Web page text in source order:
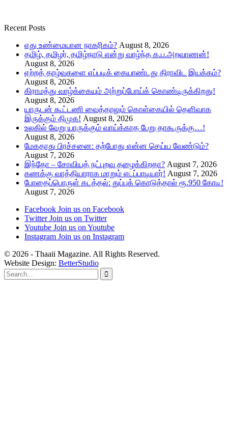
Recent Posts
எது உண்மையான நாகரிகம்? August 8, 2026
தமிழ், தமிழர், தமிழ்நாடு என்று வாழ்ந்த க.ப.அறவாணன்!
August 8, 2026
ஏற்றத் தாழ்வுகளை எப்படிக் கையாண்டது திராவிட இயக்கம்?
August 8, 2026
கிராமத்து வாழ்க்கையும் அற்றுப்போய்க் கொண்டிருக்கிறது!
August 8, 2026
யாருடன் கூட்டணி வைத்தாலும் கொள்கையில் தெளிவாக
இருக்கும் திமுக! August 8, 2026
உலகில் வேறு யாருக்கும் வாய்க்காத பேறு தாகூருக்கு…!
August 8, 2026
மேகதாது பிரச்சனை: தற்போது என்ன செய்ய வேண்டும்?
August 7, 2026
இந்தோ – சோவியத் நட்புறவு தழைக்கிறதா? August 7, 2026
கணக்கு வாத்தியாராக மாறும் எடப்பாடியார்! August 7, 2026
போதைப்பொருள் கடத்தல்: துப்புக் கொடுத்தால் ரூ.950 கோடி!
August 7, 2026
Facebook Join us on Facebook
Twitter Join us on Twitter
Youtube Join us on Youtube
Instagram Join us on Instagram
© 2026 - Thaaii Magazine. All Rights Reserved.
Website Design: BetterStudio